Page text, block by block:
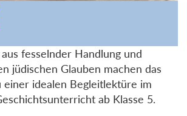
fesselnder Handlung und
jüdischen Glauben machen das
einer idealen Begleitlektüre im
ab Klasse 5.